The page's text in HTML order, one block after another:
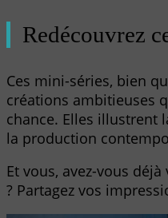
Redécouvrez
Ces mini-séries, bien
créations ambitieuses
chance. Elles illustrent
la production
Et vous, avez-vous
? Partagez vos